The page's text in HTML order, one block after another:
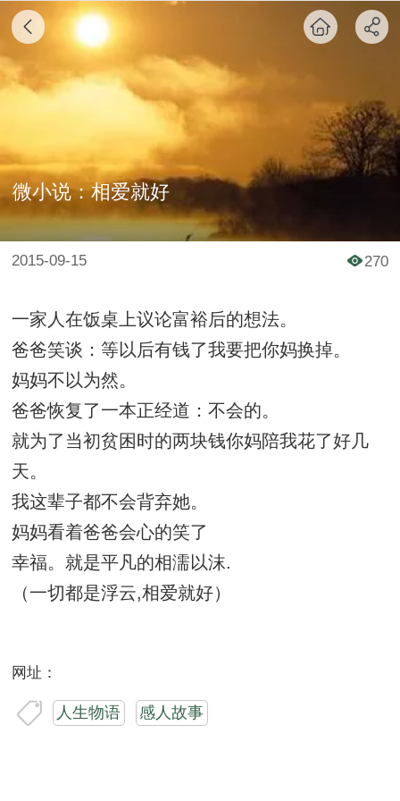
微小说：相爱就好
2015-09-15 270
一家人在饭桌上议论富裕后的想法。
爸爸笑谈：等以后有钱了我要把你妈换掉。
妈妈不以为然。
爸爸恢复了一本正经道：不会的。
就为了当初贫困时的两块钱你妈陪我花了好几
天。
我这辈子都不会背弃她。
妈妈看着爸爸会心的笑了
幸福。就是平凡的相濡以沫.
（一切都是浮云,相爱就好）
网址：
人生物语 感人故事